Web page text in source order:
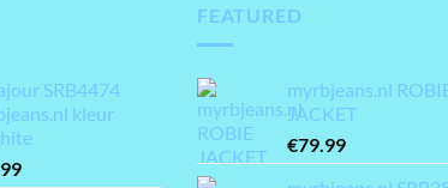
SRB4474
kleur
FEATURED
myrbjeans.nl
JACKET
€79.99